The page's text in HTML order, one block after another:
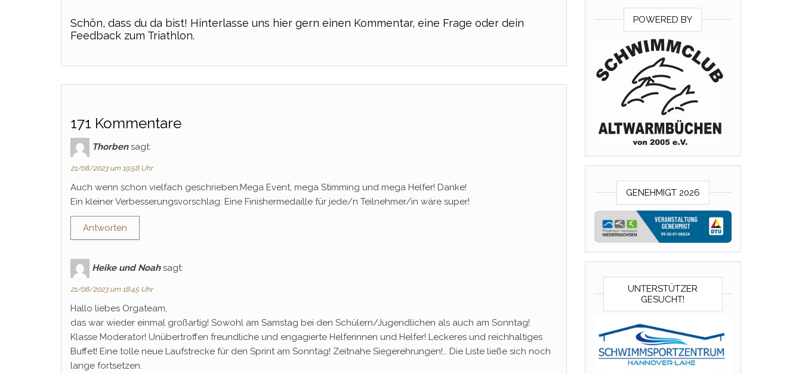
Schön, dass du da bist! Hinterlasse uns hier gern einen Kommentar, eine Frage oder dein
Feedback zum Triathlon.
171 Kommentare
Thorben sagt:
21/08/2023 um 19:58 Uhr
Auch wenn schon vielfach geschrieben:Mega Event, mega Stimming und mega Helfer! Danke!
Ein kleiner Verbesserungsvorschlag: Eine Finishermedaille für jede/n Teilnehmer/in wäre super!
Antworten
Heike und Noah sagt:
21/08/2023 um 18:45 Uhr
Hallo liebes Orgateam,
das war wieder einmal großartig! Sowohl am Samstag bei den Schülern/Jugendlichen als auch am Sonntag!
Klasse Moderator! Unübertroffen freundliche und engagierte Helferinnen und Helfer! Leckeres und reichhaltiges
Buffet! Eine tolle neue Laufstrecke für den Sprint am Sonntag! Zeitnahe Siegerehrungen!… Die Liste ließe sich noch
lange fortsetzen.
POWERED BY
GENEHMIGT 2026
UNTERSTÜTZER
GESUCHT!